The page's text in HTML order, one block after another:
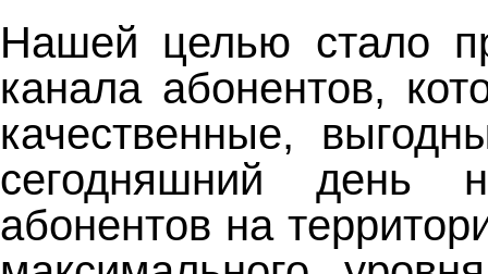
Нашей целью стало
канала абонентов,
качественные,
сегодняшний день
абонентов на